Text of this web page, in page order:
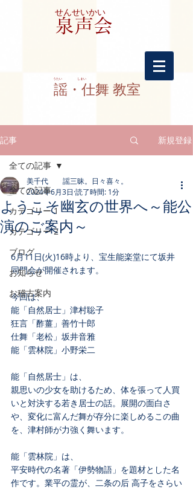
​泉声会
せんせいかい
謡・仕舞 教室
​うたい しまい
記事 新規登録
全ての記事
カテゴリー 1
カテゴリー 2
ブログ
お知らせ
お稽古案内
全ての記事
ようこそ幽玄の世界へ～能公
演のご案内～
美千代 謡三昧。日々喜々。
2024年6月3日 読了時間: 1分
6月11日(火)16時より、宝生能楽堂にて坂井
同門会が開催されます。
今回は、
能「自然居士」津村聡子
狂言「酢薑」善竹十郎
仕舞「老松」坂井音雅
能「雲林院」小野栄二
能「自然居士」は、
親思いの少女を助けるため、体を張って人買
いと対決する若き居士の話。展開の面白さ
や、変化に富んだ舞が存分に楽しめるこの曲
を、津村師が力強く舞います。
能「雲林院」は、
平安時代の名著「伊勢物語」を題材とした名
作です。業平の霊が、二条の后 高子をさらい